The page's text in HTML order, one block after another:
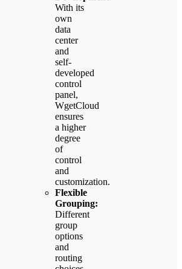
With its
own
data
center
and
self-
developed
control
panel,
WgetCloud
ensures
a higher
degree
of
control
and
customization.
Flexible
Grouping:
Different
group
options
and
routing